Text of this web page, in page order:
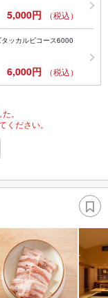
5,000円 （税込）
ッカルビコース6000
6,000円 （税込）
。
ださい。